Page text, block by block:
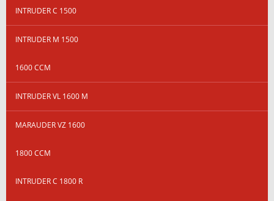
INTRUDER C 1500
INTRUDER M 1500
1600 CCM
INTRUDER VL 1600 M
MARAUDER VZ 1600
1800 CCM
INTRUDER C 1800 R